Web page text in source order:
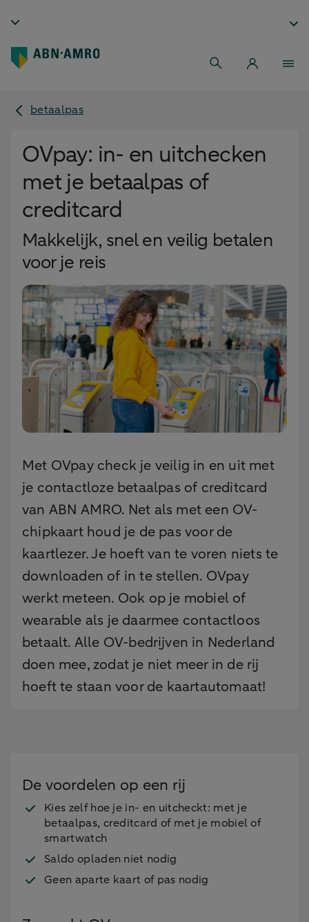
betaalpas
OVpay: in- en uitchecken
met je betaalpas of
creditcard
Makkelijk, snel en veilig betalen
voor je reis
Met OVpay check je veilig in en uit met
je contactloze betaalpas of creditcard
van ABN AMRO. Net als met een OV-
chipkaart houd je de pas voor de
kaartlezer. Je hoeft van te voren niets te
downloaden of in te stellen. OVpay
werkt meteen. Ook op je mobiel of
wearable als je daarmee contactloos
betaalt. Alle OV-bedrijven in Nederland
doen mee, zodat je niet meer in de rij
hoeft te staan voor de kaartautomaat!
De voordelen op een rij
Kies zelf hoe je in- en uitcheckt: met je
betaalpas, creditcard of met je mobiel of
smartwatch
Saldo opladen niet nodig
Geen aparte kaart of pas nodig